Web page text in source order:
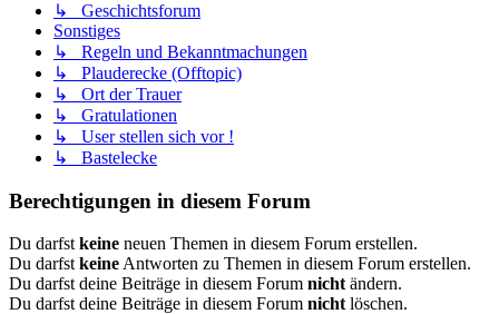
↳ Geschichtsforum
Sonstiges
↳ Regeln und Bekanntmachungen
↳ Plauderecke (Offtopic)
↳ Ort der Trauer
↳ Gratulationen
↳ User stellen sich vor !
↳ Bastelecke
Berechtigungen in diesem Forum
Du darfstkeine neuen Themen in diesem Forum erstellen.
Du darfstkeineAntworten zu Themen in diesem Forum erstellen.
Du darfst deine Beiträge in diesem Forum nichtändern.
Du darfst deine Beiträge in diesem Forum nichtlöschen.